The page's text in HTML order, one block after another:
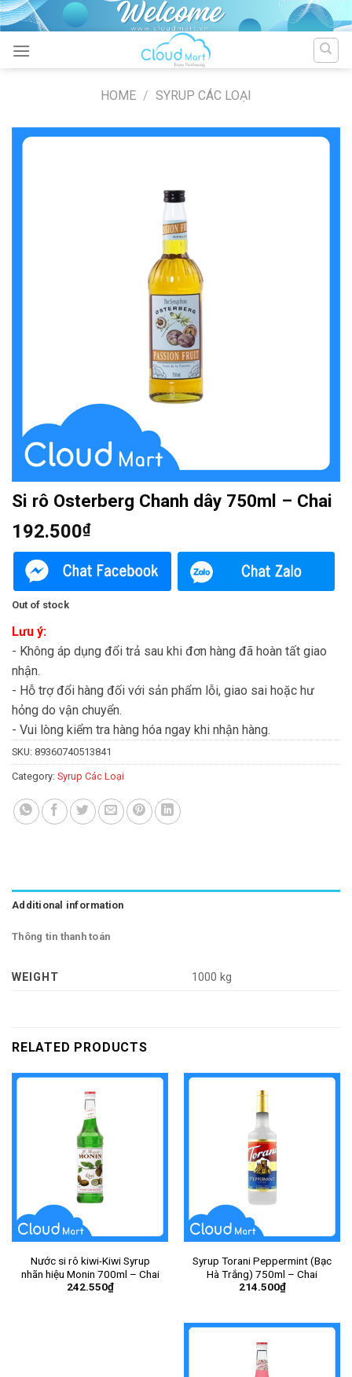
Skip
to
content
HOME / SYRUP CÁC LOẠI
Si rô Osterberg Chanh dây 750ml – Chai
192.500₫
Out of stock
Lưu ý:
- Không áp dụng đổi trả sau khi đơn hàng đã hoàn tất giao
nhận.
- Hỗ trợ đổi hàng đối với sản phẩm lỗi, giao sai hoặc hư
hỏng do vận chuyển.
- Vui lòng kiểm tra hàng hóa ngay khi nhận hàng.
SKU: 89360740513841
Category: Syrup Các Loại
Additional information
Thông tin thanh toán
WEIGHT 1000 kg
RELATED PRODUCTS
Nước si rô kiwi-Kiwi Syrup
nhãn hiệu Monin 700ml – Chai
242.550₫
Syrup Torani Peppermint (Bạc
Hà Trắng) 750ml – Chai
214.500₫